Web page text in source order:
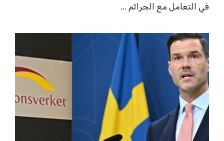
في التعامل مع الجرائم ...